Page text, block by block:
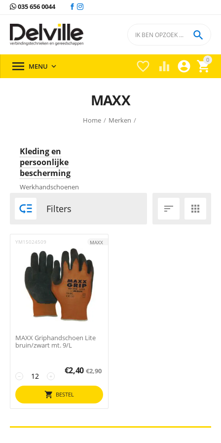
035 656 0044
0


 

 MENU 
MAXX
Home / Merken /
Kleding en
persoonlijke
bescherming
Werkhandschoenen
 Filters  
YM15024509 MAXX
MAXX Griphandschoen Lite
bruin/zwart mt. 9/L
+
−
€2,40 €2,90
BESTEL